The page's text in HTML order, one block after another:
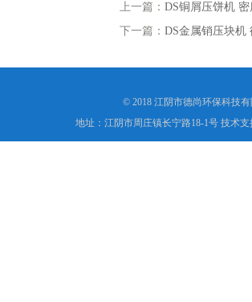
上一篇： DS铜屑压饼机
下一篇： DS金属销压块机
© 2018 江阴市德尚环保科技
地址：江阴市周庄镇长宁路18-1号 技术